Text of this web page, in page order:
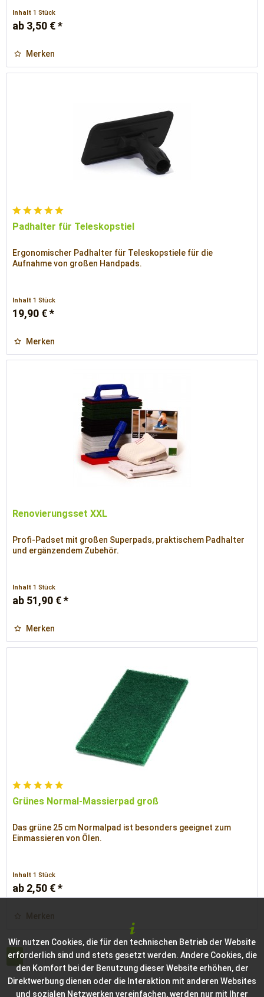
Inhalt1 Stück
ab 3,50 € *
Merken
Padhalter für Teleskopstiel
Ergonomischer Padhalter für Teleskopstiele für die
Aufnahme von großen Handpads.
Inhalt1 Stück
19,90 € *
Merken
Renovierungsset XXL
Profi-Padset mit großen Superpads, praktischem Padhalter
und ergänzendem Zubehör.
Inhalt1 Stück
ab 51,90 € *
Merken
Grünes Normal-Massierpad groß
Das grüne 25 cm Normalpad ist besonders geeignet zum
Einmassieren von Ölen.
Inhalt1 Stück
ab 2,50 € *
Merken
1 von 3
Wir nutzen Cookies, die für den technischen Betrieb der Website
erforderlich sind und stets gesetzt werden. Andere Cookies, die
den Komfort bei der Benutzung dieser Website erhöhen, der
Direktwerbung dienen oder die Interaktion mit anderen Websites
und sozialen Netzwerken vereinfachen, werden nur mit Ihrer